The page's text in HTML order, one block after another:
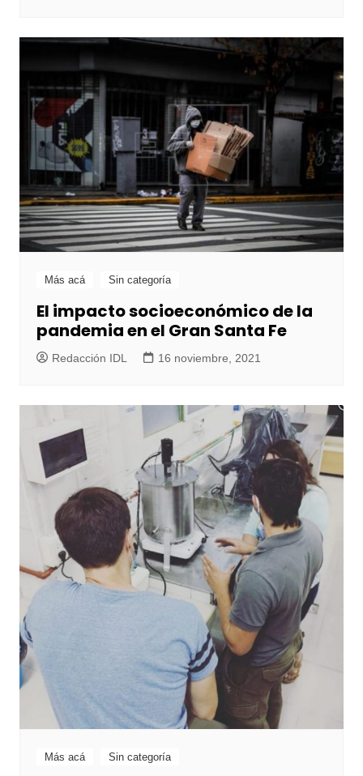
Más acá Sin categoría
El impacto socioeconómico de la
pandemia en el Gran Santa Fe
Redacción IDL 16 noviembre, 2021
Más acá Sin categoría